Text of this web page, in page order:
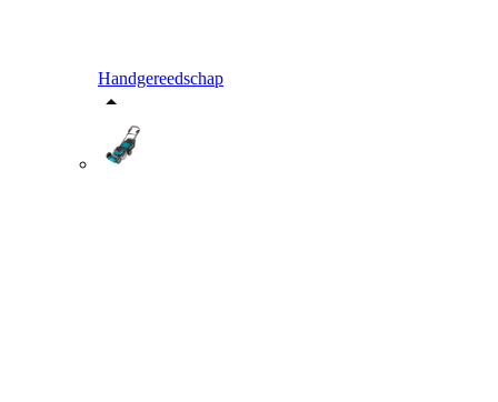
Handgereedschap